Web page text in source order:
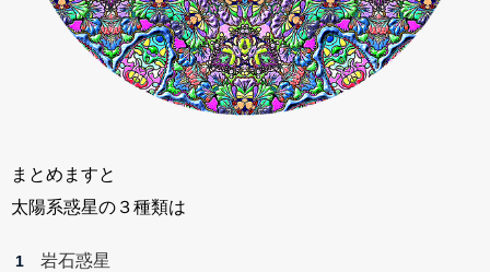
まとめますと
太陽系惑星の３種類は
岩石惑星